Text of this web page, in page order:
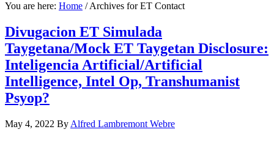
You are here: Home /Archives for ET Contact
Divugacion ET Simulada
Taygetana/Mock ET Taygetan Disclosure:
Inteligencia Artificial/Artificial
Intelligence, Intel Op, Transhumanist
Psyop?
May 4, 2022 By Alfred Lambremont Webre